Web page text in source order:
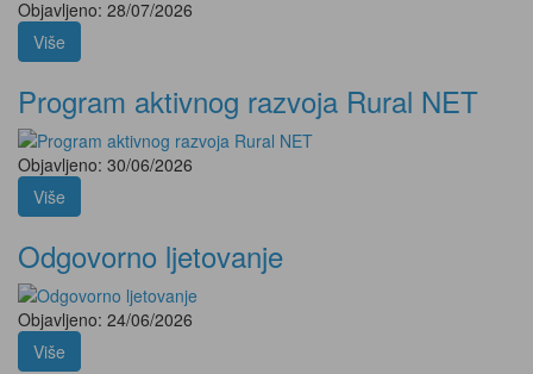
Objavljeno: 28/07/2026
Više
Program aktivnog razvoja Rural NET
Objavljeno: 30/06/2026
Više
Odgovorno ljetovanje
Objavljeno: 24/06/2026
Više